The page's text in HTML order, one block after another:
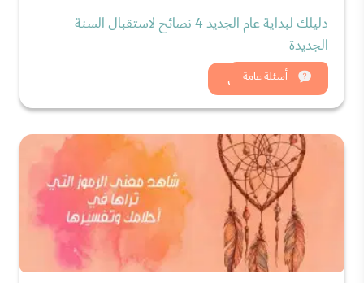
أسئلة عامة
دليلك لبداية عام الجديد 4 نصائح لاستقبال السنة
الجديدة
شاهد الان